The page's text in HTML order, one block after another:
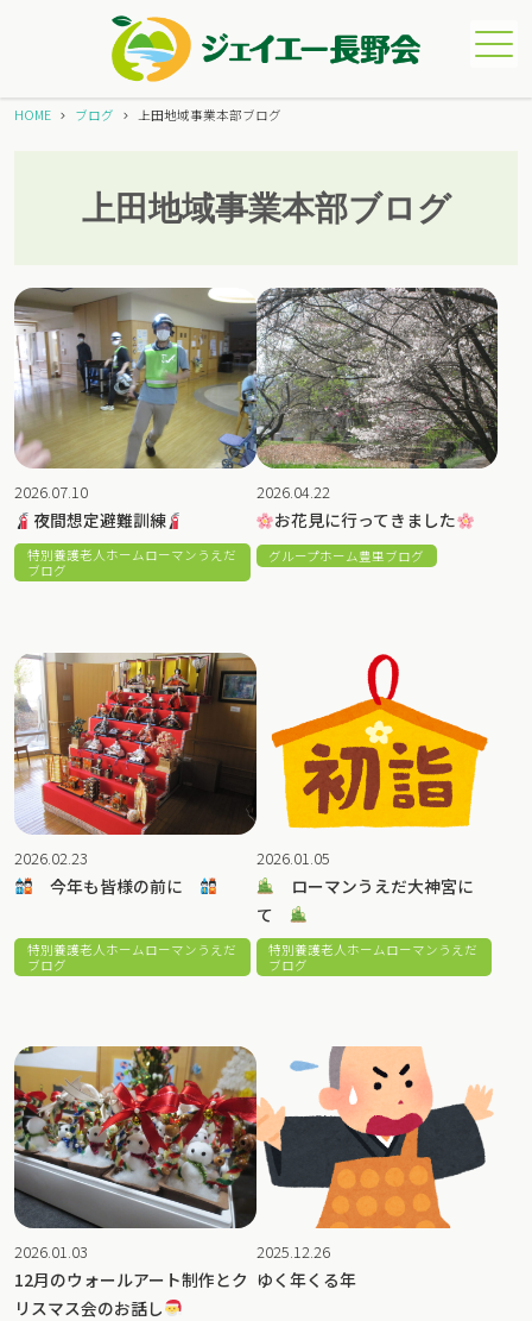
メニュー
HOME ブログ 上田地域事業本部ブログ
上田地域事業本部ブログ
夜間想定避難訓練
2026.07.10
特別養護老人ホームローマンうえだ
ブログ
お花見に行ってきました
2026.04.22
グループホーム豊里ブログ
今年も皆様の前に
2026.02.23
特別養護老人ホームローマンうえだ
ブログ
ローマンうえだ大神宮に
て
2026.01.05
特別養護老人ホームローマンうえだ
ブログ
12月のウォールアート制作とク
リスマス会のお話し
2026.01.03
ゆく年くる年
2025.12.26